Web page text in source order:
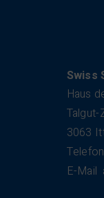
Swiss
Haus
3063
Telefon
E-Mail